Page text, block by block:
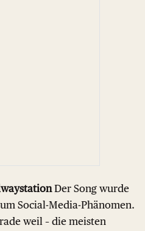
Der Song wurde
Social-Media-Phänomen.
weil – die meisten